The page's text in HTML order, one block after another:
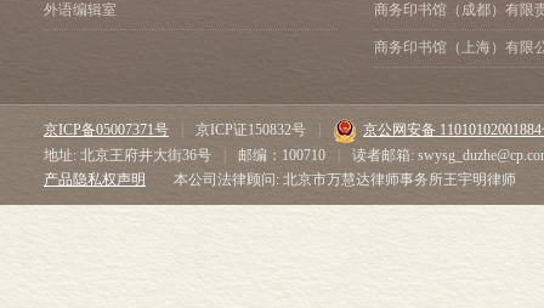
外语编辑室 商务印书馆（成都）有限
商务印书馆（上海）有限
京ICP备05007371号 京ICP证150832号
京公网安备
地址: 北京王府井大街36号
邮编：100710
读者邮箱:
产品隐私权声明
本公司法律顾问: 北京市万慧达律师事务所王宇明律师